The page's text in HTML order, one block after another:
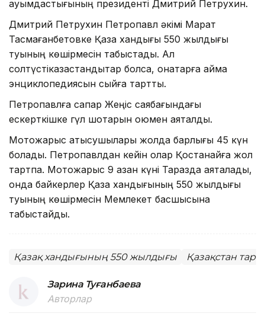
қауымдастығының президенті Дмитрий Петрухин.
Дмитрий Петрухин Петропавл әкімі Марат
Тасмағанбетовке Қазақ хандығы 550 жылдығы
туының көшірмесін табыстады. Ал
солтүстікқазақстандықтар болса, қонақтарға аймақ
энциклопедиясын сыйға тартты.
Петропавлға сапар Жеңіс саябағындағы
ескерткішке гүл шоқтарын қоюмен аяқталды.
Мотожарыс қатысушылары жолда барлығы 45 күн
болады. Петропавлдан кейін олар Қостанайға жол
тартпақ. Мотожарыс 9 қазан күні Таразда аяқталады,
онда байкерлер Қазақ хандығының 550 жылдығы
туының көшірмесін Мемлекет басшысына
табыстайды.
Қазақ хандығының 550 жылдығы Қазақстан
Зарина Туғанбаева
Авторлар